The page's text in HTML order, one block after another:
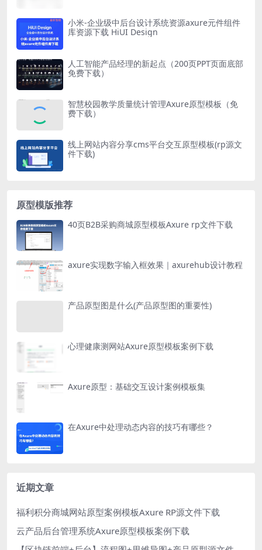
小米-企业级中后台设计系统资源axure元件组件
库资源下载 HiUI Design
人工智能产品经理的新起点（200页PPT页面底部
免费下载）
智慧校园教学质量统计管理Axure原型模板（免
费下载）
线上网站内容分享cms平台交互原型模板(rp源文
件下载)
原型模版推荐
40页B2B采购商城原型模板Axure rp文件下载
axure实现数字输入框效果｜axurehub设计教程
产品原型图是什么(产品原型图的重要性)
心理健康测网站Axure原型模板案例下载
Axure原型：基础交互设计案例模板集
在Axure中处理动态内容的技巧有哪些？
近期文章
福利积分商城网站原型案例模板Axure RP源文件下载
云产品后台管理系统Axure原型模板案例下载